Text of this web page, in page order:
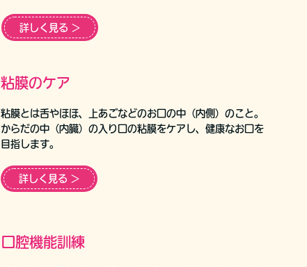
詳しく見る ＞
粘膜のケア
粘膜とは舌やほほ、上あごなどのお口の中（内側）のこと。
からだの中（内臓）の入り口の粘膜をケアし、健康なお口を
目指します。
詳しく見る ＞
口腔機能訓練